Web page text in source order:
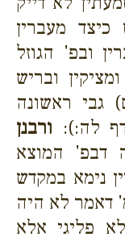
מעברין
ובפ' הגוזל
ובריש
גבי ראשונה
לה:): ורבנן
דבפ' המוצא
נימא במקדש
דאמר לא היה
פליגי אלא